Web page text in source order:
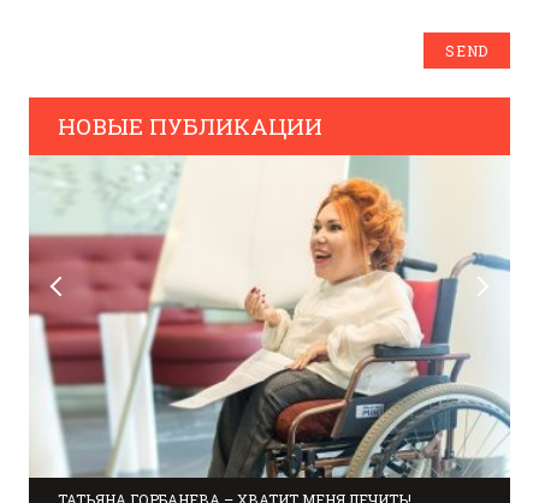
НОВЫЕ ПУБЛИКАЦИИ